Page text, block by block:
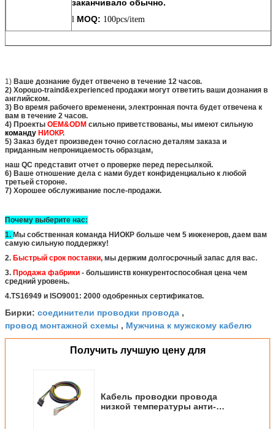
заканчивало обычно.
l MOQ: 100pcs/item
1) Ваше дознание будет отвечено в течение 12 часов.
2) Хорошо-traind&experienced продажи могут ответить ваши дознания в
английском.
3) Во время рабочего временени, электронная почта будет отвечена к
вам в течение 2 часов.
4) Проекты OEM&ODM сильно приветствованы, мы имеют сильную
команду НИОКР.
5) Заказ будет произведен точно согласно деталям заказа и
приданным непроницаемость образцам,
наш QC представит отчет о проверке перед пересылкой.
6) Ваше отношение дела с нами будет конфиденциально к любой
третьей стороне.
7) Хорошее обслуживание после-продажи.
Почему выберите нас:
1. Мы собственная команда НИОКР больше чем 5 инженеров, даем вам
самую сильную поддержку!
2. Быстрый срок поставки, мы держим долгосрочный запас для вас.
3. Продажа фабрики - большинств конкурентоспособная цена чем
средний уровень.
4.TS16949 и ISO9001: 2000 одобренных сертификатов.
Бирки: соединители проводки провода ,
провод монтажной схемы , Мужчина к мужскому кабелю
Получить лучшую цену для
Кабель проводки провода
низкой температуры анти-